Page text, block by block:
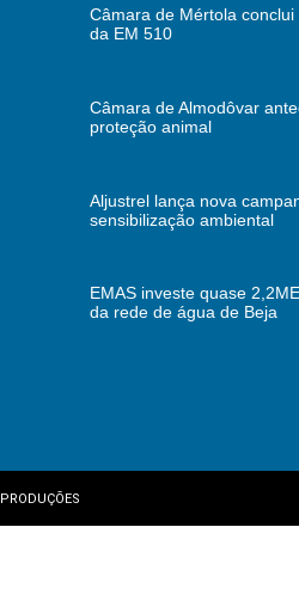
Câmara de Mértola
da EM 510
Câmara de Almodôvar
proteção animal
Aljustrel lança nova
sensibilização ambiental
EMAS investe quase
da rede de água de Beja